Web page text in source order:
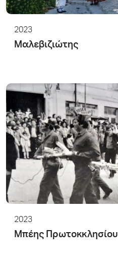
2023
Μαλεβιζιώτης
2023
Μπέης Πρωτοκκλησίου